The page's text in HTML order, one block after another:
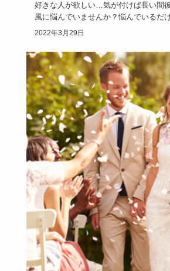
好きな人が欲しい…気が付けば長い間
風に悩んでいませんか？悩んでいるだ
今回は、好きな…
2022年3月29日